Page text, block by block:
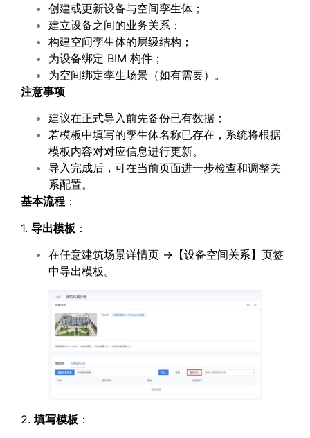
创建或更新设备与空间孪生体；
建立设备之间的业务关系；
构建空间孪生体的层级结构；
为设备绑定 BIM 构件；
为空间绑定孪生场景（如有需要）。
注意事项
建议在正式导入前先备份已有数据；
若模板中填写的孪生体名称已存在，系统将根据
模板内容对对应信息进行更新。
导入完成后，可在当前页面进一步检查和调整关
系配置。
基本流程 ：
1. 导出模板 ：
在任意建筑场景详情页 →【设备空间关系】页签
中导出模板。
2. 填写模板 ：